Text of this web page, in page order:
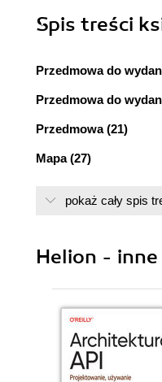
Spis treści
Przedmowa do
Przedmowa do
Przedmowa (21)
Mapa (27)
Uruchamianie
Rozdział 2. Ruby.new
Ruby to język
Wybrane
Tablice i tablice
pokaż cały spis
Helion -